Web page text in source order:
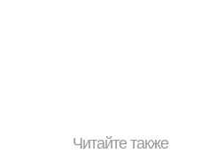
Читайте также